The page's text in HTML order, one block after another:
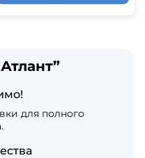
для полного